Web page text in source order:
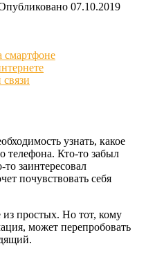
07.10.2019
узнать, какое
телефона. Кто-то забыл
заинтересовал
почувствовать себя
из простых. Но тот, кому
может перепробовать